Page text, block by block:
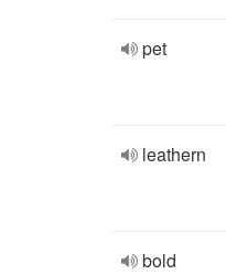
pet
leathern
bold